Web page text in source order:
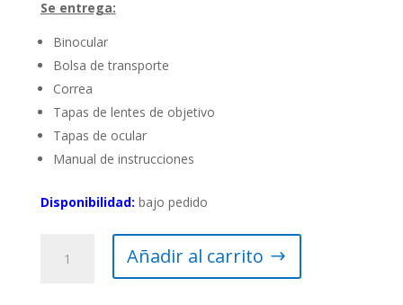
Se entrega:
Binocular
Bolsa de transporte
Correa
Tapas de lentes de objetivo
Tapas de ocular
Manual de instrucciones
Disponibilidad: bajo pedido
BINOCULAR
Añadir al carrito